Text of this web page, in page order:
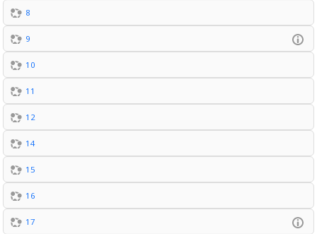
8
9
10
11
12
14
15
16
17